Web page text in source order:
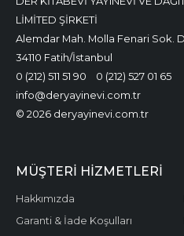
LİMİTED ŞİRKETİ
Alemdar Mah. Molla Fenari Sok.
34110 Fatih/İstanbul
0 (212) 511 51 90
0 (212) 527 01 65
info@deryayinevi.com.tr
© 2026 deryayinevi.com.tr
MÜŞTERI HIZMETLERI
Hakkımızda
Garanti & İade Koşulları